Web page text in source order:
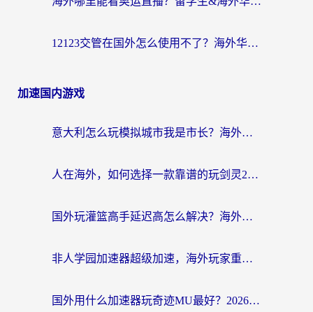
12123交管在国外怎么使用不了？海外华人必看的无缝访问国内资源指南
加速国内游戏
意大利怎么玩模拟城市我是市长？海外党国服游戏加速终极攻略（附三国3量子特攻解决办法）
人在海外，如何选择一款靠谱的玩剑灵2加速器？
国外玩灌篮高手延迟高怎么解决？海外玩家国服游戏加速终极指南
非人学园加速器超级加速，海外玩家重返国服的通行证
国外用什么加速器玩奇迹MU最好？2026海外玩家国服游戏加速全攻略